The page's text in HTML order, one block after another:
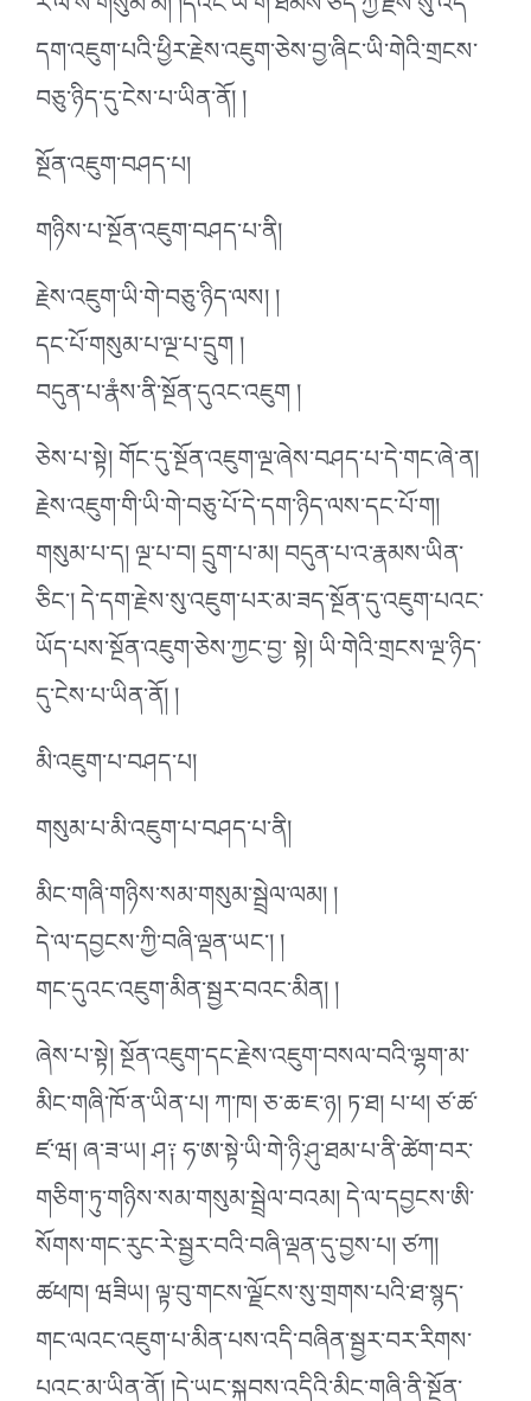
དག་འཇུག་པའི་ཕྱིར་རྗེས་འཇུག་ཅེས་བྱ་ཞིང་ཡི་གེའི་གྲངས་
བཅུ་ཉིད་དུ་ངེས་པ་ཡིན་ནོ། །
སྔོན་འཇུག་བཤད་པ།
གཉིས་པ་སྔོན་འཇུག་བཤད་པ་ནི།
རྗེས་འཇུག་ཡི་གེ་བཅུ་ཉིད་ལས། །
དང་པོ་གསུམ་པ་ལྔ་པ་དྲུག །
བདུན་པ་རྣཾས་ནི་སྔོན་དུའང་འཇུག །
ཅེས་པ་སྟེ། གོང་དུ་སྔོན་འཇུག་ལྔ་ཞེས་བཤད་པ་དེ་གང་ཞེ་ན།
རྗེས་འཇུག་གི་ཡི་གེ་བཅུ་པོ་དེ་དག་ཉིད་ལས་དང་པོ་ག།
གསུམ་པ་ད། ལྔ་པ་བ། དྲུག་པ་མ། བདུན་པ་འ་རྣམས་ཡིན་
ཅིང་། དེ་དག་རྗེས་སུ་འཇུག་པར་མ་ཟད་སྔོན་དུ་འཇུག་པའང་
ཡོད་པས་སྔོན་འཇུག་ཅེས་ཀྱང་བྱ་ སྟེ། ཡི་གེའི་གྲངས་ལྔ་ཉིད་
དུ་ངེས་པ་ཡིན་ནོ། །
མི་འཇུག་པ་བཤད་པ།
གསུམ་པ་མི་འཇུག་པ་བཤད་པ་ནི།
མིང་གཞི་གཉིས་སམ་གསུམ་སྦྲེལ་ལམ། །
དེ་ལ་དབྱངས་ཀྱི་བཞི་ལྡན་ཡང་། །
གང་དུའང་འཇུག་མིན་སྦྱར་བའང་མིན། །
ཞེས་པ་སྟེ། སྔོན་འཇུག་དང་རྗེས་འཇུག་བསལ་བའི་ལྷག་མ་
མིང་གཞི་ཁོ་ན་ཡིན་པ། ཀ་ཁ། ཅ་ཆ་ཇ་ཉ། ཏ་ཐ། པ་ཕ། ཙ་ཚ་
ཛ་ཝ། ཞ་ཟ་ཡ། ཤ༑ ཧ་ཨ་སྟེ་ཡི་གེ་ཉི་ཤུ་ཐམ་པ་ནི་ཚེག་བར་
གཅིག་ཏུ་གཉིས་སམ་གསུམ་སྦྲེལ་བའམ། དེ་ལ་དབྱངས་ཨི་
སོགས་གང་རུང་རེ་སྦྱར་བའི་བཞི་ལྡན་དུ་བྱས་པ། ཙཀ།
ཚཕཁ། ཝཟིཡ། ལྟ་བུ་གངས་ལྗོངས་སུ་གྲགས་པའི་ཐ་སྙད་
གང་ལའང་འཇུག་པ་མིན་པས་འདི་བཞིན་སྦྱར་བར་རིགས་